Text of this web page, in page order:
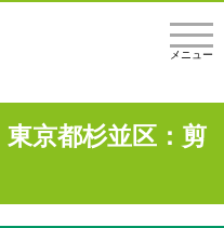
メニュー
東京都杉並区：剪